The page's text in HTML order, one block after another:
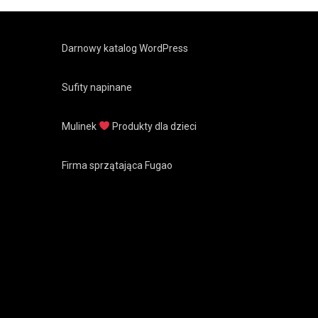
Darnowy katalog WordPress
Sufity napinane
Mulinek Produkty dla dzieci
Firma sprzątająca Fugao